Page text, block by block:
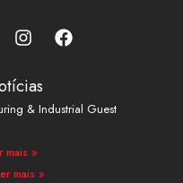
I
n
t
a
g
a
m
F
a
b
o
& Industrial Guest
mais »
mais »